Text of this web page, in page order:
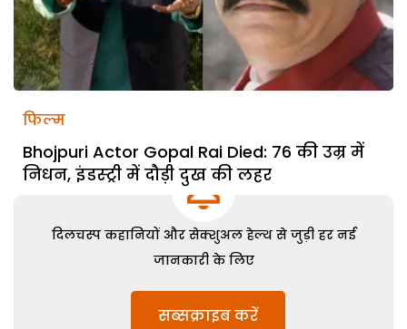
फिल्म
Bhojpuri Actor Gopal Rai Died: 76 की उम्र में
निधन, इंडस्ट्री में दौड़ी दुख की लहर
दिलचस्प कहानियों और सेक्शुअल हेल्थ से जुड़ी हर नई
जानकारी के लिए
सब्सक्राइब करें